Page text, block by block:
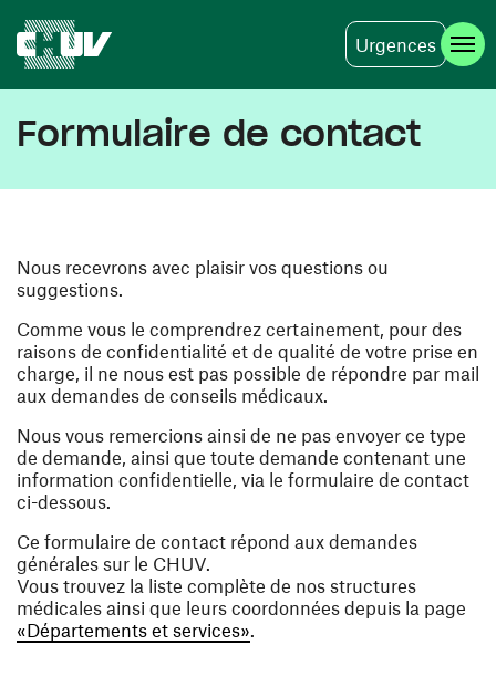
Urgences
Formulaire de contact
Nous recevrons avec plaisir vos questions ou
suggestions.
Comme vous le comprendrez certainement, pour des
raisons de confidentialité et de qualité de votre prise en
charge, il ne nous est pas possible de répondre par mail
aux demandes de conseils médicaux.
Nous vous remercions ainsi de ne pas envoyer ce type
de demande, ainsi que toute demande contenant une
information confidentielle, via le formulaire de contact
ci-dessous.
Ce formulaire de contact répond aux demandes
générales sur le CHUV.
Vous trouvez la liste complète de nos structures
médicales ainsi que leurs coordonnées depuis la page
«Départements et services».